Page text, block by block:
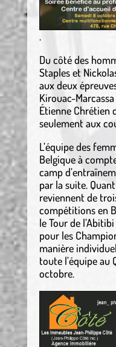
.
Du côté des
Staples et
aux deux
Kirouac-
Étienne Chrétien
seulement aux
L’équipe des
Belgique à
camp
par la suite.
reviennent de
compétitions en
le Tour de
pour les
manière
toute l’équipe au
octobre.